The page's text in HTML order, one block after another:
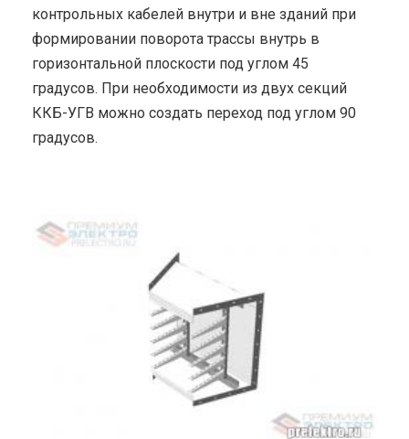
контрольных кабелей внутри и вне зданий при
формировании поворота трассы внутрь в
горизонтальной плоскости под углом 45
градусов. При необходимости из двух секций
ККБ-УГВ можно создать переход под углом 90
градусов.